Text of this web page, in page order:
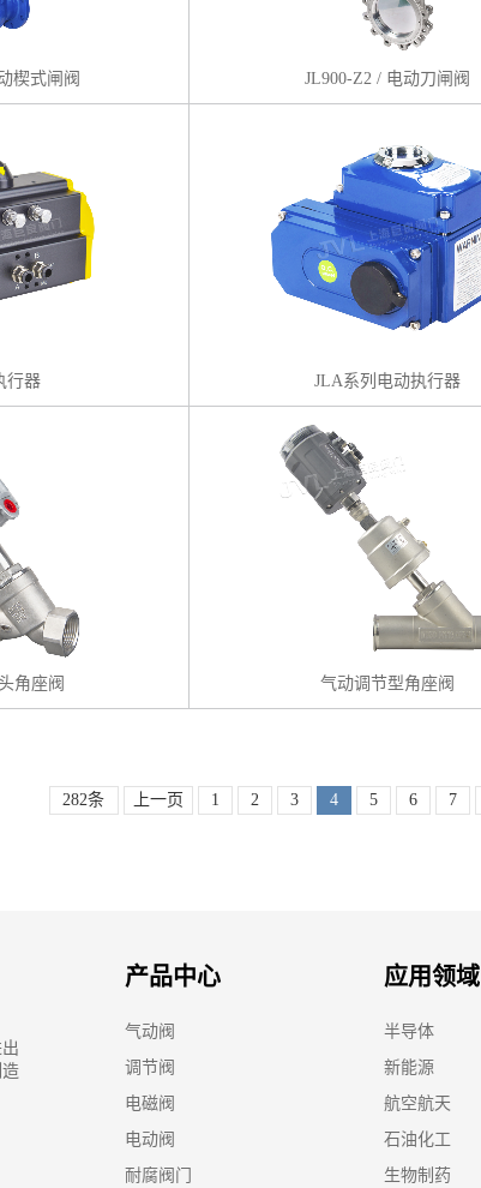
楔式闸阀 JL900-Z2 / 电动刀闸阀
行器 JLA系列电动执行器
角座阀 气动调节型角座阀
282条 上一页 1 2 3 4 5 6 7
产品中心
气动阀
调节阀
电磁阀
电动阀
耐腐阀门
应用领域
半导体
新能源
航空航天
石油化工
生物制药